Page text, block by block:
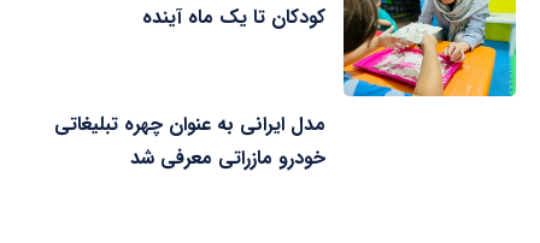
کودکان تا یک ماه آینده
مدل ایرانی به عنوان چهره تبلیغاتی
خودرو مازراتی معرفی شد